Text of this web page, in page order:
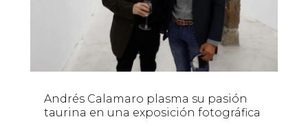
Andrés Calamaro plasma su pasión
taurina en una exposición fotográfica